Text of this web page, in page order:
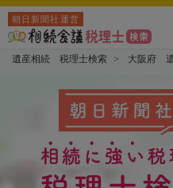
朝日新聞社運営
遺産相続 税理士検索 大阪府